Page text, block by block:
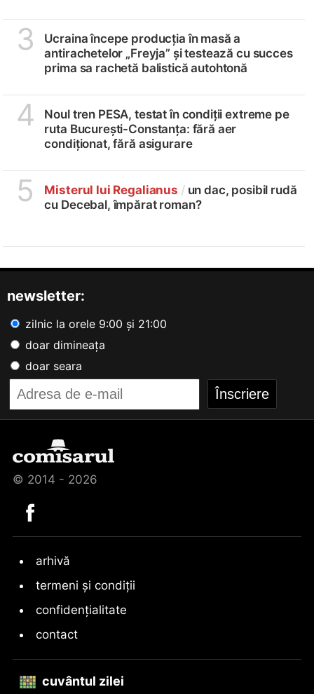
3
Ucraina începe producția în masă a
antirachetelor „Freyja” și testează cu succes
prima sa rachetă balistică autohtonă
4
Noul tren PESA, testat în condiții extreme pe
ruta București-Constanța: fără aer
condiționat, fără asigurare
5 Misterul lui Regalianus /un dac, posibil rudă
cu Decebal, împărat roman?
newsletter:
zilnic la orele 9:00 și 21:00
doar dimineața
doar seara
© 2014 - 2026
arhivă
termeni și condiții
confidențialitate
contact
cuvântul zilei